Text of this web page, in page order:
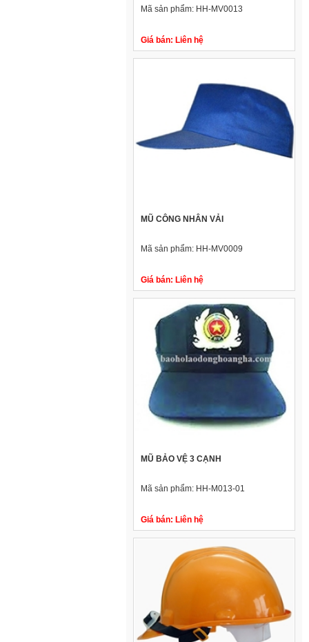
Mã sản phẩm: HH-MV0013
Giá bán: Liên hệ
MŨ CÔNG NHÂN VẢI
Mã sản phẩm: HH-MV0009
Giá bán: Liên hệ
MŨ BẢO VỆ 3 CẠNH
Mã sản phẩm: HH-M013-01
Giá bán: Liên hệ